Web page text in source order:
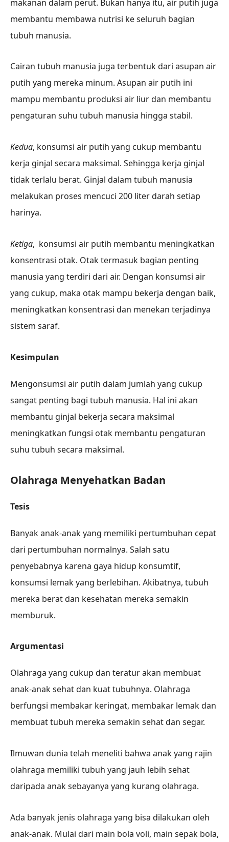
makanan dalam perut. Bukan hanya itu, air putih juga
membantu membawa nutrisi ke seluruh bagian
tubuh manusia.
Cairan tubuh manusia juga terbentuk dari asupan air
putih yang mereka minum. Asupan air putih ini
mampu membantu produksi air liur dan membantu
pengaturan suhu tubuh manusia hingga stabil.
Kedua, konsumsi air putih yang cukup membantu
kerja ginjal secara maksimal. Sehingga kerja ginjal
tidak terlalu berat. Ginjal dalam tubuh manusia
melakukan proses mencuci 200 liter darah setiap
harinya.
Ketiga, konsumsi air putih membantu meningkatkan
konsentrasi otak. Otak termasuk bagian penting
manusia yang terdiri dari air. Dengan konsumsi air
yang cukup, maka otak mampu bekerja dengan baik,
meningkatkan konsentrasi dan menekan terjadinya
sistem saraf.
Kesimpulan
Mengonsumsi air putih dalam jumlah yang cukup
sangat penting bagi tubuh manusia. Hal ini akan
membantu ginjal bekerja secara maksimal
meningkatkan fungsi otak membantu pengaturan
suhu tubuh secara maksimal.
Olahraga Menyehatkan Badan
Tesis
Banyak anak-anak yang memiliki pertumbuhan cepat
dari pertumbuhan normalnya. Salah satu
penyebabnya karena gaya hidup konsumtif,
konsumsi lemak yang berlebihan. Akibatnya, tubuh
mereka berat dan kesehatan mereka semakin
memburuk.
Argumentasi
Olahraga yang cukup dan teratur akan membuat
anak-anak sehat dan kuat tubuhnya. Olahraga
berfungsi membakar keringat, membakar lemak dan
membuat tubuh mereka semakin sehat dan segar.
Ilmuwan dunia telah meneliti bahwa anak yang rajin
olahraga memiliki tubuh yang jauh lebih sehat
daripada anak sebayanya yang kurang olahraga.
Ada banyak jenis olahraga yang bisa dilakukan oleh
anak-anak. Mulai dari main bola voli, main sepak bola,